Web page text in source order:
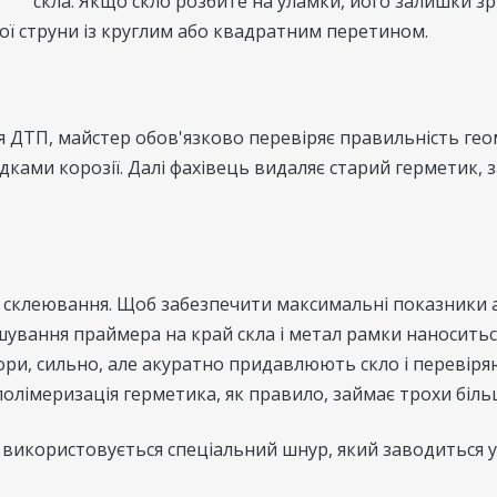
струни із круглим або квадратним перетином.
майстер обов'язково перевіряє правильність
корозії. Далі фахівець видаляє старий
Щоб забезпечити максимальні показники
праймера на край скла і метал рамки
сильно, але акуратно придавлюють скло і
герметика, як правило, займає трохи
спеціальний шнур, який заводиться